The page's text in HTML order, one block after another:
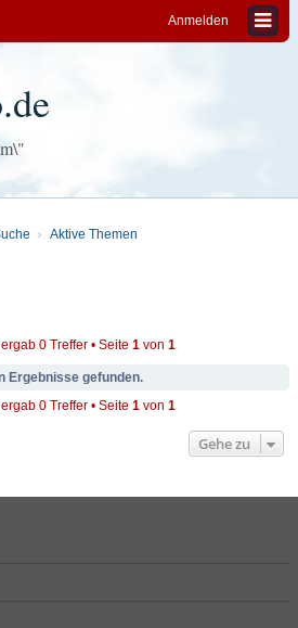
Anmelden
Aktive Themen
0 Treffer • Seite 1von 1
Ergebnisse gefunden.
0 Treffer • Seite 1von 1
Gehe zu